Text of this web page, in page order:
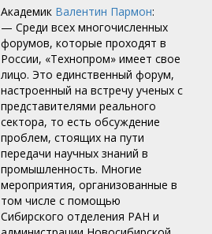
Академик Валентин Пармон:
— Среди всех многочисленных
форумов, которые проходят в
России, «Технопром» имеет свое
лицо. Это единственный форум,
настроенный на встречу ученых с
представителями реального
сектора, то есть обсуждение
проблем, стоящих на пути
передачи научных знаний в
промышленность. Многие
мероприятия, организованные в
том числе с помощью
Сибирского отделения РАН и